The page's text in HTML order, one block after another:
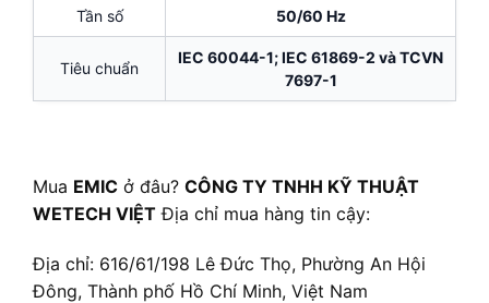
Tần số 50/60 Hz
Tiêu chuẩn
IEC 60044-1; IEC 61869-2 và TCVN
7697-1
Mua EMIC ở đâu? CÔNG TY TNHH KỸ THUẬT
WETECH VIỆT Địa chỉ mua hàng tin cậy:
Địa chỉ: 616/61/198 Lê Đức Thọ, Phường An Hội
Đông, Thành phố Hồ Chí Minh, Việt Nam